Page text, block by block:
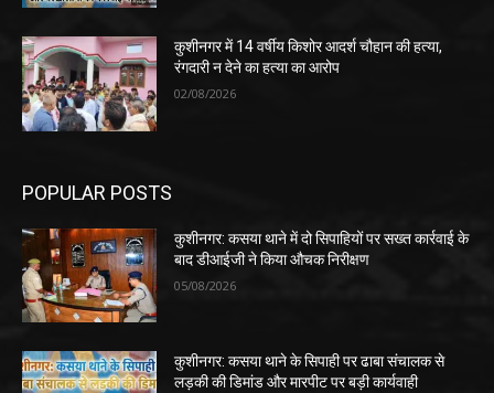
कुशीनगर में 14 वर्षीय किशोर आदर्श चौहान की हत्या,
रंगदारी न देने का हत्या का आरोप
02/08/2026
POPULAR POSTS
कुशीनगर: कसया थाने में दो सिपाहियों पर सख्त कार्रवाई के
बाद डीआईजी ने किया औचक निरीक्षण
05/08/2026
कुशीनगर: कसया थाने के सिपाही पर ढाबा संचालक से
लड़की की डिमांड और मारपीट पर बड़ी कार्यवाही